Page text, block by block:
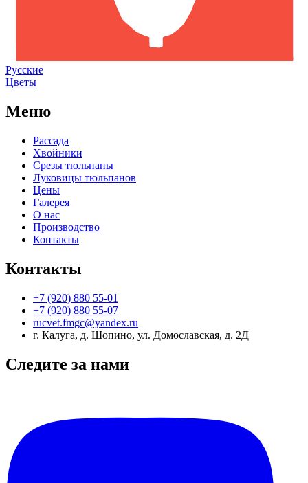
Русские
Цветы
Меню
Рассада
Хвойники
Срезы тюльпаны
Луковицы тюльпанов
Цены
Галерея
О нас
Производство
Контакты
Контакты
+7 (920) 880 55-01
+7 (920) 880 55-07
rucvet.fmgc@yandex.ru
г. Калуга, д. Шопино, ул. Домославская, д. 2Д
Следите за нами